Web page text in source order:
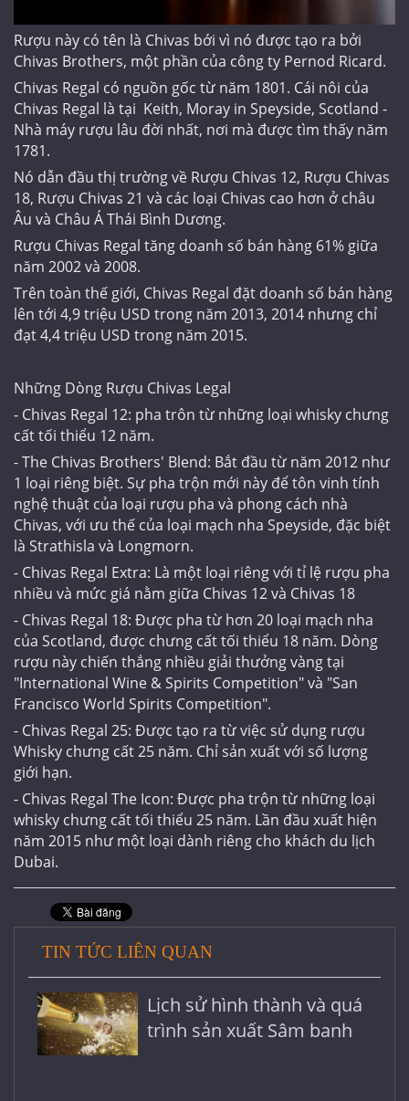
Rượu này có tên là Chivas bới vì nó được tạo ra bởi
Chivas Brothers, một phần của công ty Pernod Ricard.
Chivas Regal có nguồn gốc từ năm 1801. Cái nôi của
Chivas Regal là tại Keith, Moray in Speyside, Scotland -
Nhà máy rượu lâu đời nhất, nơi mà được tìm thấy năm
1781.
Nó dẫn đầu thị trường về Rượu Chivas 12, Rượu Chivas
18, Rượu Chivas 21 và các loại Chivas cao hơn ở châu
Âu và Châu Á Thái Bình Dương.
Rượu Chivas Regal tăng doanh số bán hàng 61% giữa
năm 2002 và 2008.
Trên toàn thế giới, Chivas Regal đặt doanh số bán hàng
lên tới 4,9 triệu USD trong năm 2013, 2014 nhưng chỉ
đạt 4,4 triệu USD trong năm 2015.
Những Dòng Rượu Chivas Legal
- Chivas Regal 12: pha trôn từ những loại whisky chưng
cất tối thiểu 12 năm.
- The Chivas Brothers' Blend: Bắt đầu từ năm 2012 như
1 loại riêng biệt. Sự pha trộn mới này để tôn vinh tính
nghệ thuật của loại rượu pha và phong cách nhà
Chivas, với ưu thế của loại mạch nha Speyside, đặc biệt
là Strathisla và Longmorn.
- Chivas Regal Extra: Là một loại riêng với tỉ lệ rượu pha
nhiều và mức giá nằm giữa Chivas 12 và Chivas 18
- Chivas Regal 18: Được pha từ hơn 20 loại mạch nha
của Scotland, được chưng cất tối thiểu 18 năm. Dòng
rượu này chiến thắng nhiều giải thưởng vàng tại
"International Wine & Spirits Competition" và "San
Francisco World Spirits Competition".
- Chivas Regal 25: Được tạo ra từ việc sử dụng rượu
Whisky chưng cất 25 năm. Chỉ sản xuất với số lượng
giới hạn.
- Chivas Regal The Icon: Được pha trộn từ những loại
whisky chưng cất tối thiểu 25 năm. Lần đầu xuất hiện
năm 2015 như một loại dành riêng cho khách du lịch
Dubai.
TIN TỨC LIÊN QUAN
Lịch sử hình thành và quá
trình sản xuất Sâm banh